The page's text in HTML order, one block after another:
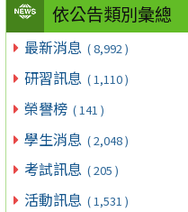
依公告類別彙總
最新消息 ( 8,992 )
研習訊息 ( 1,110 )
榮譽榜 ( 141 )
學生消息 ( 2,048 )
考試訊息 ( 205 )
活動訊息 ( 1,531 )